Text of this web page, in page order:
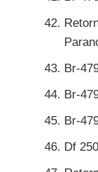
Br-
Br-
Br-
Df